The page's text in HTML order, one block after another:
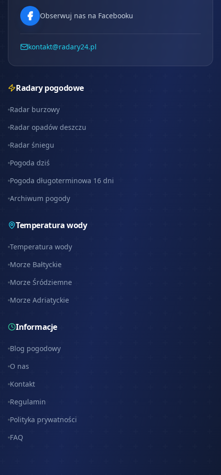
Obserwuj nas na Facebooku
kontakt@radary24.pl
Radary pogodowe
Radar burzowy
Radar opadów deszczu
Radar śniegu
Pogoda dziś
Pogoda długoterminowa 16 dni
Archiwum pogody
Temperatura wody
Temperatura wody
Morze Bałtyckie
Morze Śródziemne
Morze Adriatyckie
Informacje
Blog pogodowy
O nas
Kontakt
Regulamin
Polityka prywatności
FAQ